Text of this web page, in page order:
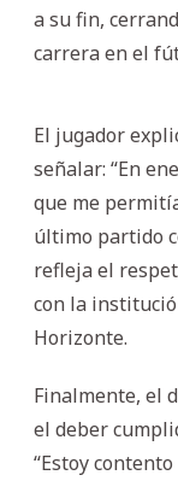
a su fin,
carrera en el
El jugador
señalar: “En
que me
último partido
refleja el
con la
Horizonte.
Finalmente, el
el deber
“Estoy